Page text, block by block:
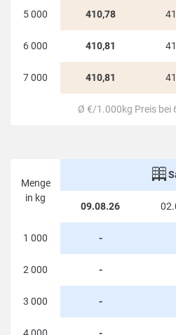
aufschlussreiche
Staffelungen in allen
Tabelle. Generell gilt: je
In Arlsdorf liegen die
dem 1.000 kg
Gesamtabnahme in
5 000 410,78
6 000 410,81
7 000 410,81
Ø €/1.000kg Preis bei
Menge
in kg
09.08.26
1 000 -
2 000 -
3 000 -
4 000 -